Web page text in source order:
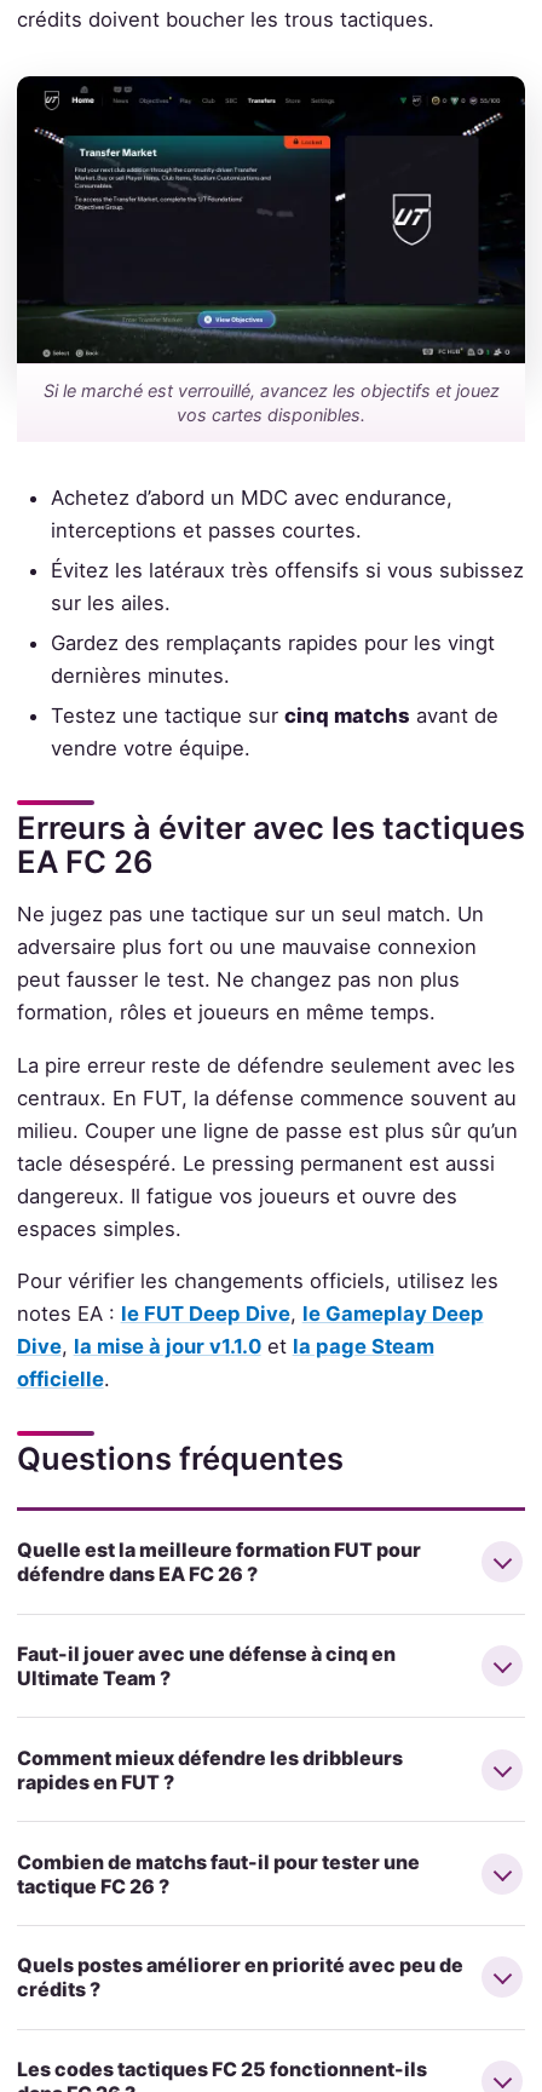
crédits doivent boucher les trous tactiques.
Si le marché est verrouillé, avancez les objectifs et jouez
vos cartes disponibles.
Achetez d’abord un MDC avec endurance,
interceptions et passes courtes.
Évitez les latéraux très offensifs si vous subissez
sur les ailes.
Gardez des remplaçants rapides pour les vingt
dernières minutes.
Testez une tactique surcinq matchs avant de
vendre votre équipe.
Erreurs à éviter avec les tactiques
EA FC 26
Ne jugez pas une tactique sur un seul match. Un
adversaire plus fort ou une mauvaise connexion
peut fausser le test. Ne changez pas non plus
formation, rôles et joueurs en même temps.
La pire erreur reste de défendre seulement avec les
centraux. En FUT, la défense commence souvent au
milieu. Couper une ligne de passe est plus sûr qu’un
tacle désespéré. Le pressing permanent est aussi
dangereux. Il fatigue vos joueurs et ouvre des
espaces simples.
Pour vérifier les changements officiels, utilisez les
notes EA : le FUT Deep Dive, le Gameplay Deep
Dive, la mise à jour v1.1.0et la page Steam
officielle.
Questions fréquentes
Quelle est la meilleure formation FUT pour
défendre dans EA FC 26 ?
Faut-il jouer avec une défense à cinq en
Ultimate Team ?
Comment mieux défendre les dribbleurs
rapides en FUT ?
Combien de matchs faut-il pour tester une
tactique FC 26 ?
Quels postes améliorer en priorité avec peu de
crédits ?
Les codes tactiques FC 25 fonctionnent-ils